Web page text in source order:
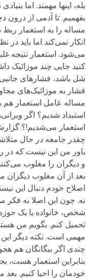
بله، اینها مهمند. اما
بفهمیم. تا آدمی از درون
مساله را به استعمار
انکار نمی‌کند اما باید
می‌شود. استعمار نتیجه
کنید جایی چند موزائیک
شل باشد، فشارهای
فشار به موزائیک‌های
مساله عامل استعمار هم
استبداد شدیم؟ اگر
استعمار می‌شدیم!؟
چقدر جامعه در حال
باور من این نیست که
و دیگران را مغلوب
بعد از آن مغلوب دیگران
اصلاح خودم دنبال این
نه. چون این اصلا به فکر
شخص، ‌خانواده یا یک
تحمیل کنم. بگویم من
مهمی است. نکته دیگر
چندی اگر بیگانگان هم
بنابراین استعمار هست،
خودمان را احیا کنیم.